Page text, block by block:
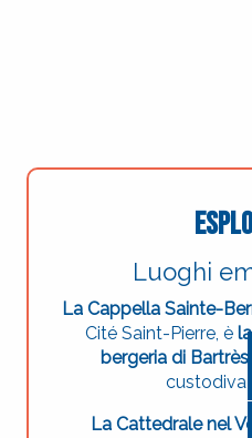
Luoghi
La Cappella Sainte-
Cité Saint-Pierre, è
bergeria di Bartrès
custodiva
La Cattedrale nel